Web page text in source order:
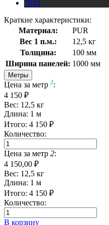
7024
Краткие характеристики:
Материал:
PUR
Вес 1 п.м.:
12,5 кг
Толщина:
100 мм
Ширина панелей: 1000 мм
Метры
Цена за метр 2:
4 150 ₽
Вес: 12,5 кг
Длина: 1 м
Итого: 4 150 ₽
Количество:
Цена за метр 2:
4 150,00 ₽
Вес: 12,5 кг
Длина: 1 м
Итого: 4 150 ₽
Количество:
В корзину